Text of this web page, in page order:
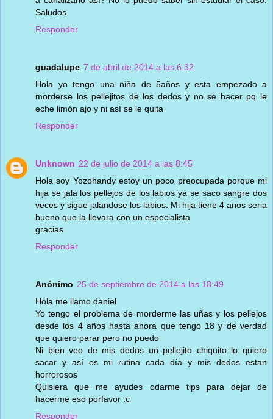
Saludos.
Responder
guadalupe 7 de abril de 2014 a las 6:32
Hola yo tengo una niña de 5años y esta empezado a
morderse los pellejitos de los dedos y no se hacer pq le
eche limón ajo y ni así se le quita
Responder
Unknown 22 de julio de 2014 a las 8:45
Hola soy Yozohandy estoy un poco preocupada porque mi
hija se jala los pellejos de los labios ya se saco sangre dos
veces y sigue jalandose los labios. Mi hija tiene 4 anos seria
bueno que la llevara con un especialista
gracias
Responder
Anónimo 25 de septiembre de 2014 a las 18:49
Hola me llamo daniel
Yo tengo el problema de morderme las uñas y los pellejos
desde los 4 años hasta ahora que tengo 18 y de verdad
que quiero parar pero no puedo
Ni bien veo de mis dedos un pellejito chiquito lo quiero
sacar y así es mi rutina cada día y mis dedos estan
horrorosos
Quisiera que me ayudes odarme tips para dejar de
hacerme eso porfavor :c
Responder